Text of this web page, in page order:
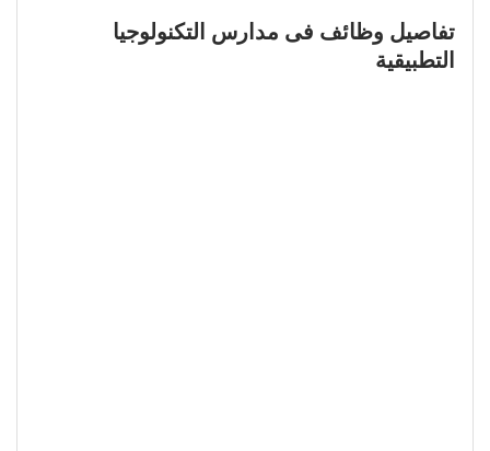
تفاصيل وظائف فى مدارس التكنولوجيا
التطبيقية